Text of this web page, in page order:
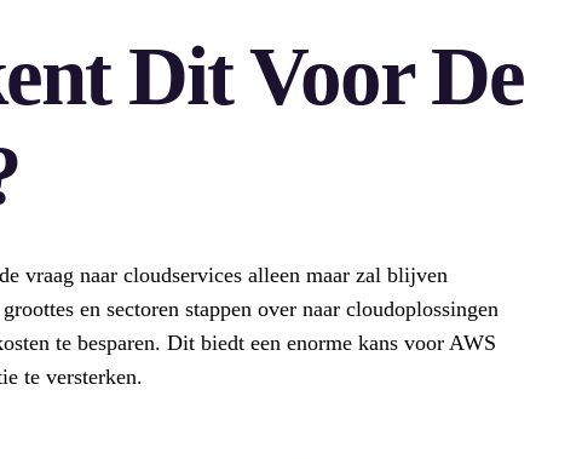
Dit Voor De
vraag naar cloudservices alleen maar zal blijven
en sectoren stappen over naar cloudoplossingen
te besparen. Dit biedt een enorme kans voor AWS
te versterken.